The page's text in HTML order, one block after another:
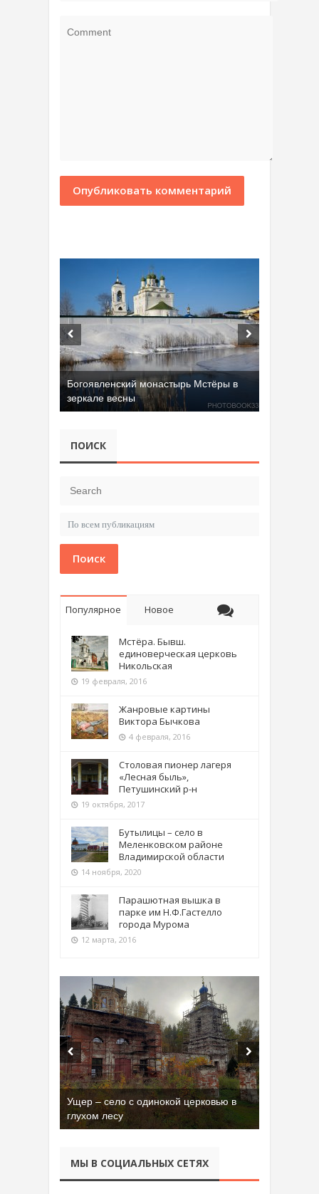
Богоявленский монастырь Мстёры в
зеркале весны
Добрятинский карьер (д. Алферово)
ПОИСК
Поиск
Популярное Новое
Мстёра. Бывш.
единоверческая церковь
Никольская
19 февраля, 2016
Жанровые картины
Виктора Бычкова
4 февраля, 2016
Столовая пионер лагеря
«Лесная быль»,
Петушинский р-н
19 октября, 2017
Бутылицы – село в
Меленковском районе
Владимирской области
14 ноября, 2020
Парашютная вышка в
парке им Н.Ф.Гастелло
города Мурома
12 марта, 2016
Ущер – село с одинокой церковью в
глухом лесу
Бывшая танковая часть имени Сухэ-
Батора во Владимире
МЫ В СОЦИАЛЬНЫХ СЕТЯХ